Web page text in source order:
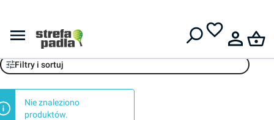
Rakiety juniorskie
Filtry i sortuj
Nie znaleziono
produktów.